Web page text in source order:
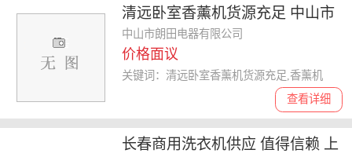
清远卧室香薰机货源充足 中山市
朗田电器供应
中山市朗田电器有限公司
价格面议
查看详细
关键词：清远卧室香薰机货源充足,香薰机
长春商用洗衣机供应 值得信赖 上